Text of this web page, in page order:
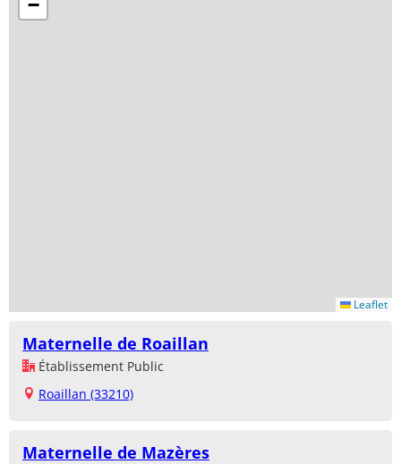
−
Leaflet
Maternelle de Roaillan
Établissement Public
Roaillan (33210)
Maternelle de Mazères